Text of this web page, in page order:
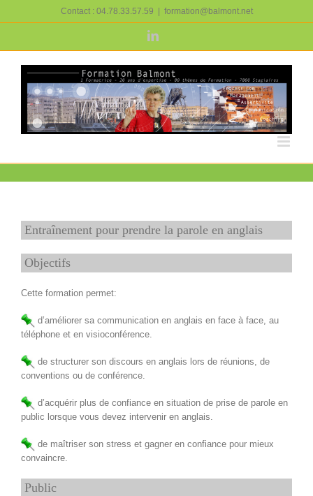
Contact : 04.78.33.57.59 formation@balmont.net
LinkedIn
Entraînement pour prendre la parole en anglais
Objectifs
Cette formation permet:
d’améliorer sa communication en anglais en face à face, au
téléphone et en visioconférence.
de structurer son discours en anglais lors de réunions, de
conventions ou de conférence.
d’acquérir plus de confiance en situation de prise de parole en
public lorsque vous devez intervenir en anglais.
de maîtriser son stress et gagner en confiance pour mieux
convaincre.
Public